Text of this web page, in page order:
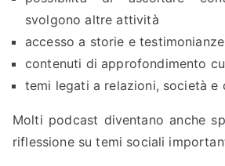
svolgono altre attività
accesso a storie e
contenuti di approfondimento
temi legati a relazioni, società e
Molti podcast diventano anche
riflessione su temi sociali